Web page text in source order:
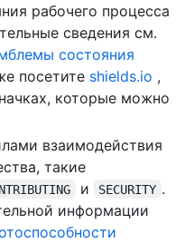
рабочего процесса
сведения см.
состояния
посетите shields.io ,
которые можно
взаимодействия
такие
и SECURITY .
информации